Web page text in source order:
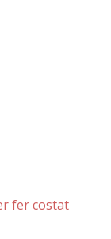
fer costat